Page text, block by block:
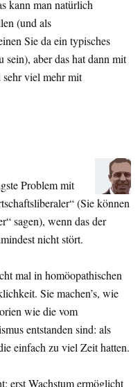
kann man natürlich
(und als
Sie da ein typisches
aber das hat dann mit
viel mehr mit
Problem mit
(Sie können
sagen), wenn das der
nicht stört.
mal in homöopathischen
Sie machen’s, wie
wie die vom
entstanden sind: als
einfach zu viel Zeit hatten.
erst Wachstum ermöglicht